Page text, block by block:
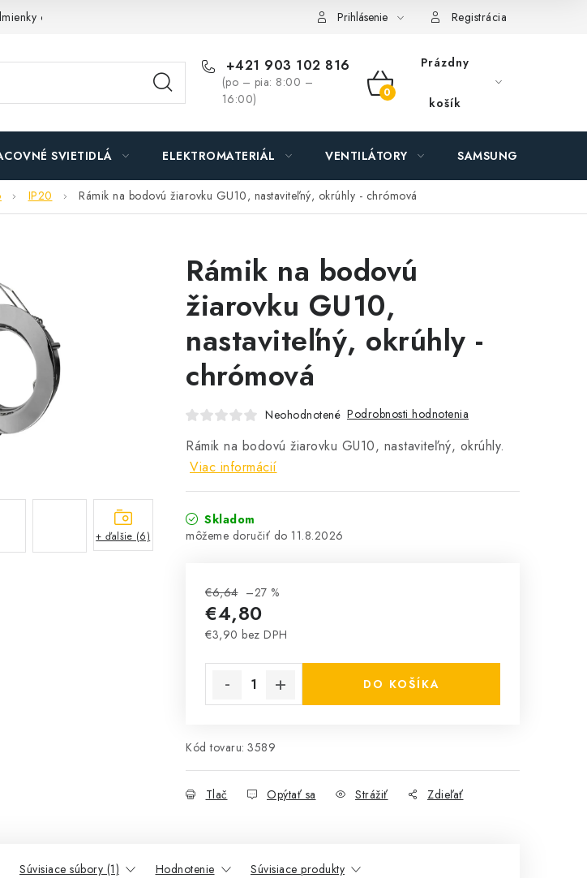
ochrany osobných údajov O nás - MEGALED & JANTON Zákamenné Zľavy pre profíkov
Prihlásenie Registrácia
+421 903 102 816
(po – pia: 8:00 –
16:00)
NÁKUPNÝ
KOŠÍK
Prázdny
košík
SVIETIDLÁ ELEKTROMATERIÁL VENTILÁTORY SAMSUNG SVIETIDLÁ
IP20 Rámik na bodovú žiarovku GU10, nastaviteľný, okrúhly - chrómová
Rámik na bodovú
žiarovku GU10,
nastaviteľný, okrúhly -
chrómová
Neohodnotené Podrobnosti hodnotenia
Rámik na bodovú žiarovku GU10, nastaviteľný, okrúhly.
Viac informácií
Skladom
11.8.2026
€6,64 –27 %
€4,80
€3,90 bez DPH
DO KOŠÍKA
Kód tovaru: 3589
Tlač Opýtať sa Strážiť Zdieľať
+ ďalšie (6)
Súvisiace súbory (1) Hodnotenie Súvisiace produkty